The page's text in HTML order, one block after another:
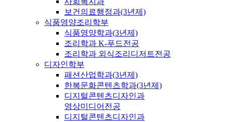
보건의료행정과(3년제)
식품영양조리학부
식품영양학과(3년제)
조리학과 K-푸드전공
조리학과 외식조리디저트전공
디자인학부
패션산업학과(3년제)
한복문화콘텐츠학과(3년제)
디지털콘텐츠디자인과
영상미디어전공
디지털콘텐츠디자인과